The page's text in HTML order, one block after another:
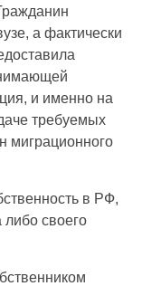
а фактически
и именно на
требуемых
миграционного
в РФ,
либо своего